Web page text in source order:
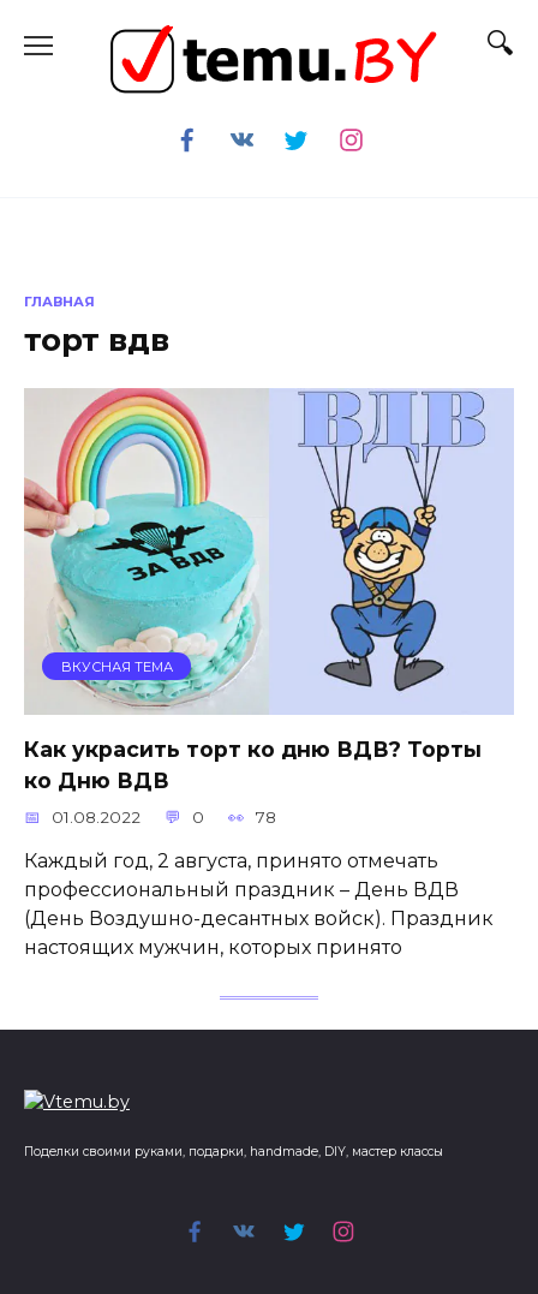
содержанию
ГЛАВНАЯ
торт вдв
ВКУСНАЯ ТЕМА
Как украсить торт ко дню ВДВ? Торты
ко Дню ВДВ
01.08.2022 0 78
Каждый год, 2 августа, принято отмечать
профессиональный праздник – День ВДВ
(День Воздушно-десантных войск). Праздник
настоящих мужчин, которых принято
Поделки своими руками, подарки, handmade, DIY, мастер классы